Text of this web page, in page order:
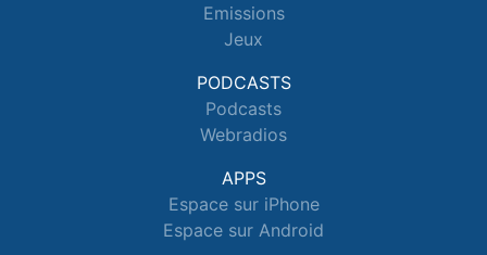
Emissions
Jeux
PODCASTS
Podcasts
Webradios
APPS
Espace sur iPhone
Espace sur Android